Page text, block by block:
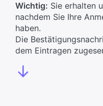
Wichtig: Sie erhalten
nachdem Sie Ihre
haben.
Die
dem Eintragen
↓